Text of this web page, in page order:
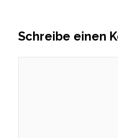
Schreibe einen